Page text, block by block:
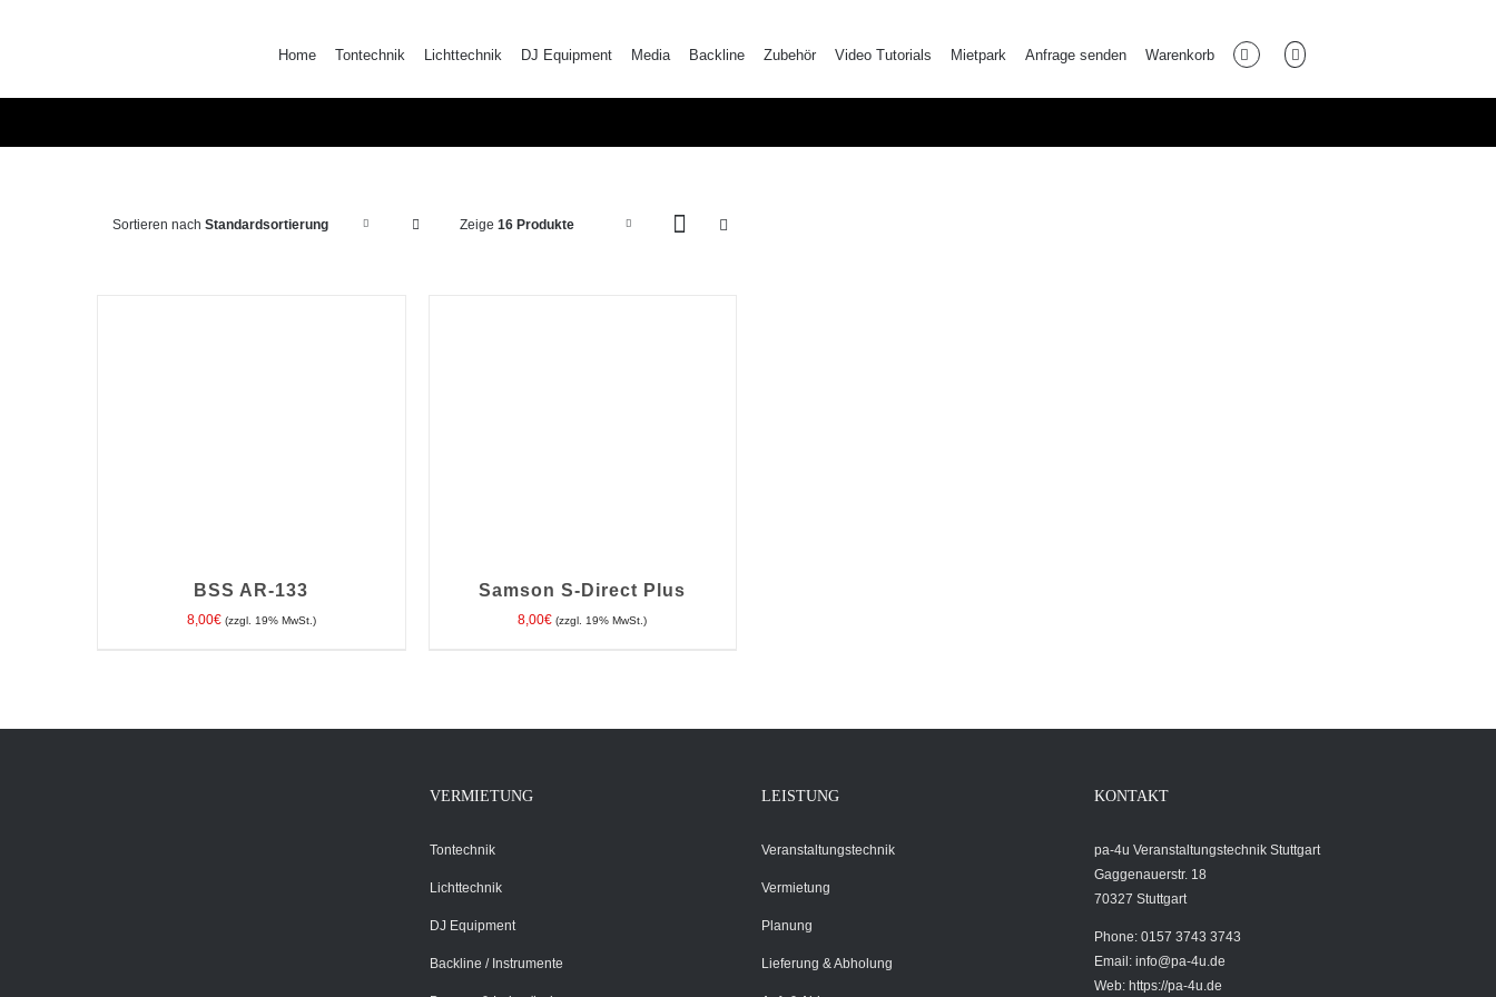
Home Tontechnik Lichttechnik DJ Equipment Media Backline Zubehör Video Tutorials Mietpark Anfrage senden Warenkorb
Sortieren nach Standardsortierung Zeige 16 Produkte
BSS AR-133
8,00€ (zzgl. 19% MwSt.)
Samson S-Direct Plus
8,00€ (zzgl. 19% MwSt.)
VERMIETUNG
Tontechnik
Lichttechnik
DJ Equipment
Backline / Instrumente
LEISTUNG
Veranstaltungstechnik
Vermietung
Planung
Lieferung & Abholung
KONTAKT
pa-4u Veranstaltungstechnik Stuttgart
Gaggenauerstr. 18
70327 Stuttgart
Phone: 0157 3743 3743
Email: info@pa-4u.de
Web: https://pa-4u.de